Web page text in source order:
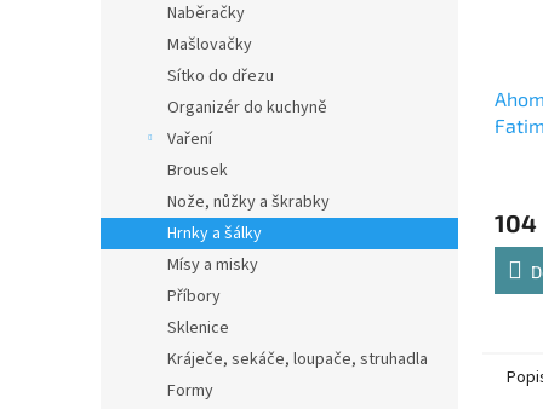
Naběračky
Mašlovačky
Sítko do dřezu
Organizér do kuchyně
Vaření
Brousek
Nože, nůžky a škrabky
Hrnky a šálky
Mísy a misky
Příbory
Sklenice
Kráječe, sekáče, loupače, struhadla
Formy
104